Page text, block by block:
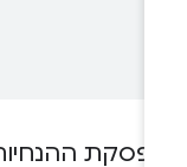
ההנחיות